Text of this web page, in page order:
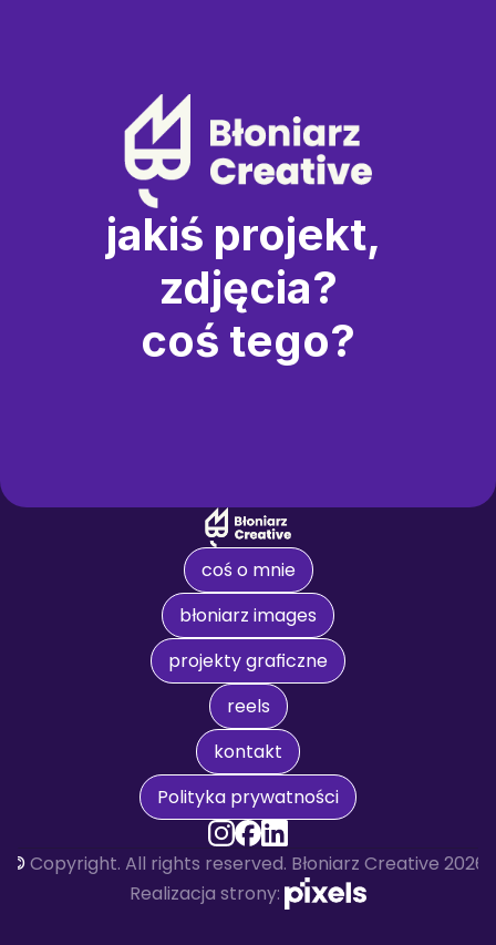
jakiś projekt,
zdjęcia?
coś tego?
coś o mnie
błoniarz images
projekty graficzne
reels
kontakt
Polityka prywatności
© Copyright. All rights reserved. Błoniarz Creative 2026
Realizacja strony: